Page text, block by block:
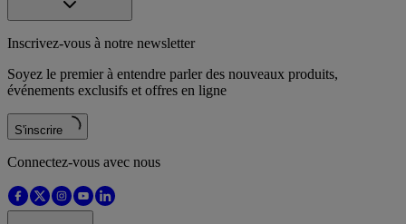
Inscrivez-vous à notre newsletter
Soyez le premier à entendre parler des nouveaux produits,
événements exclusifs et offres en ligne
S'inscrire
Connectez-vous avec nous